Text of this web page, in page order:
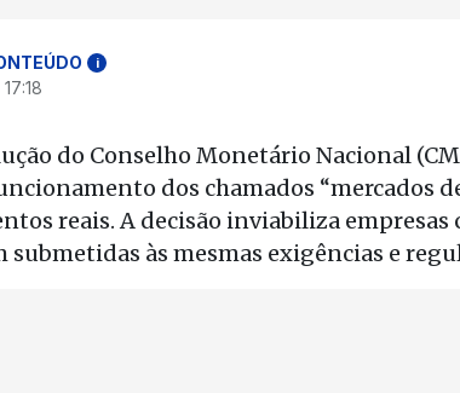
i
do Conselho Monetário Nacional
dos chamados “mercados
reais. A decisão inviabiliza
submetidas às mesmas exigências e